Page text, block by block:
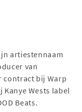
artiestennaam
van
contract bij Warp
Wests label
Beats.